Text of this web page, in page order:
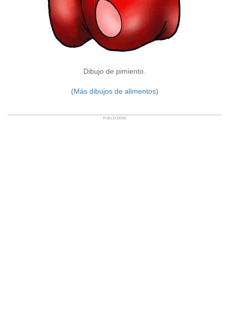
Dibujo de pimiento.
(Más dibujos de alimentos)